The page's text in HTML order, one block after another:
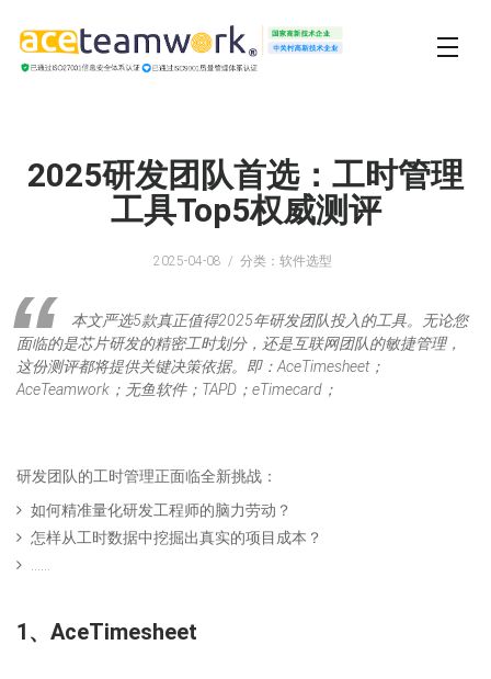
2025研发团队首选：工时管理
工具Top5权威测评
2025-04-08 分类：软件选型
本文严选5款真正值得2025年研发团队投入的工具。无论您
面临的是芯片研发的精密工时划分，还是互联网团队的敏捷管理，
这份测评都将提供关键决策依据。即：AceTimesheet；
AceTeamwork；无鱼软件；TAPD；eTimecard；
研发团队的工时管理正面临全新挑战：
如何精准量化研发工程师的脑力劳动？
怎样从工时数据中挖掘出真实的项目成本？
1、AceTimesheet